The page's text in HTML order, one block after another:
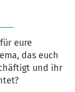
eure
das euch
und ihr